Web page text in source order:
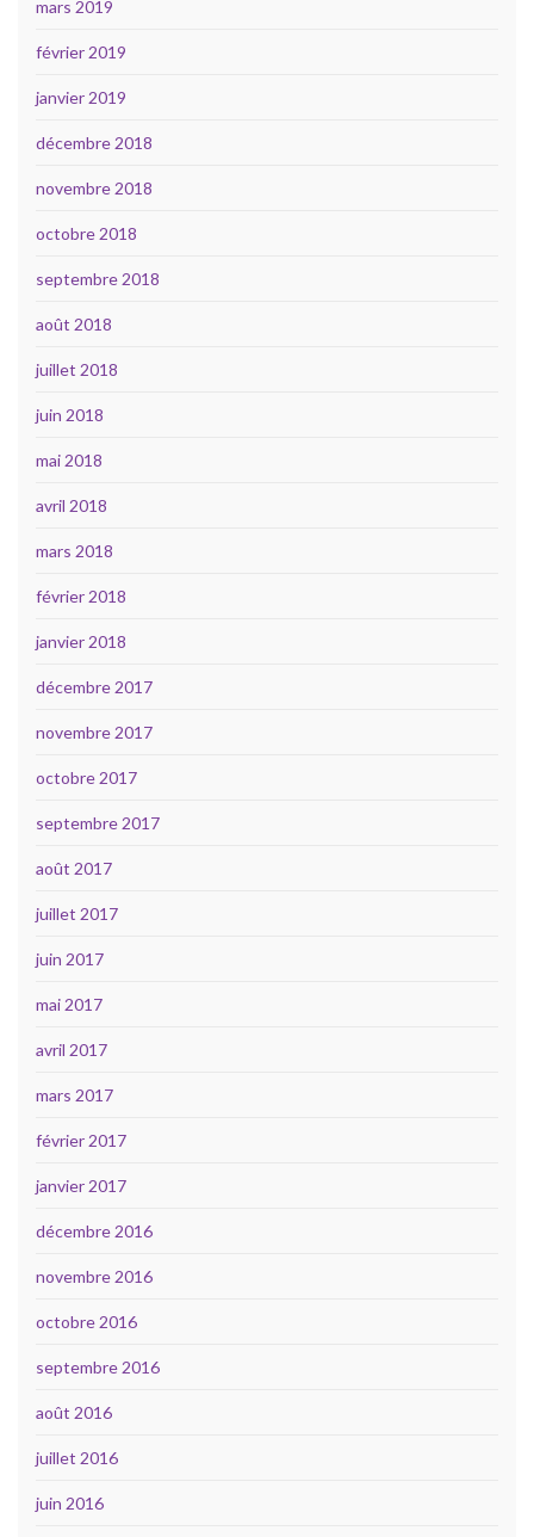
mars 2019
février 2019
janvier 2019
décembre 2018
novembre 2018
octobre 2018
septembre 2018
août 2018
juillet 2018
juin 2018
mai 2018
avril 2018
mars 2018
février 2018
janvier 2018
décembre 2017
novembre 2017
octobre 2017
septembre 2017
août 2017
juillet 2017
juin 2017
mai 2017
avril 2017
mars 2017
février 2017
janvier 2017
décembre 2016
novembre 2016
octobre 2016
septembre 2016
août 2016
juillet 2016
juin 2016